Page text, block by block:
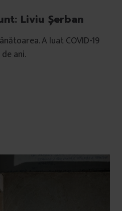
Liviu Șerban
A luat COVID-19
ani.